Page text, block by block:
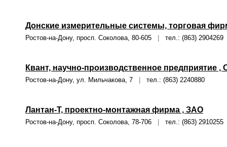
Донские измерительные системы, торговая
Ростов-на-Дону, просп. Соколова, 80-605 тел.: (863) 2904269
Квант, научно-производственное предприятие ,
Ростов-на-Дону, ул. Мильчакова, 7 тел.: (863) 2240880
Лантан-Т, проектно-монтажная фирма , ЗАО
Ростов-на-Дону, просп. Соколова, 78-706 тел.: (863) 2910255